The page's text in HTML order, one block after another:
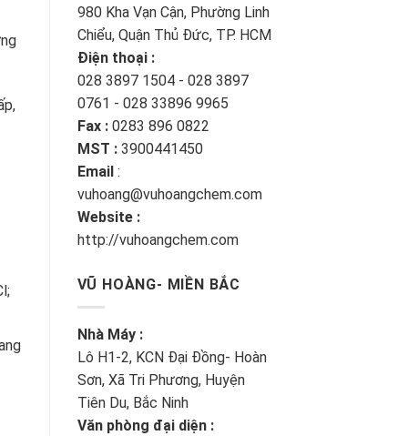
980 Kha Vạn Cận, Phường Linh
Chiểu, Quận Thủ Đức, TP. HCM
Điện thoại :
028 3897 1504 - 028 3897
0761 - 028 33896 9965
Fax : 0283 896 0822
MST : 3900441450
Email :
vuhoang@vuhoangchem.com
Website :
http://vuhoangchem.com
VŨ HOÀNG- MIỀN BẮC
Nhà Máy :
Lô H1-2, KCN Đại Đồng- Hoàn
Sơn, Xã Tri Phương, Huyện
Tiên Du, Bắc Ninh
Văn phòng đại diện :